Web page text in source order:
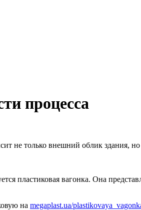
процесса
не только внешний облик здания, но
пластиковая вагонка. Она
на megaplast.ua/